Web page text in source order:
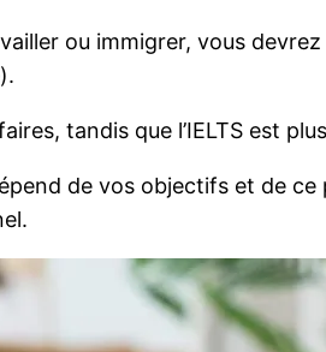
ou immigrer, vous
tandis que l’IELTS est
de vos objectifs et de ce